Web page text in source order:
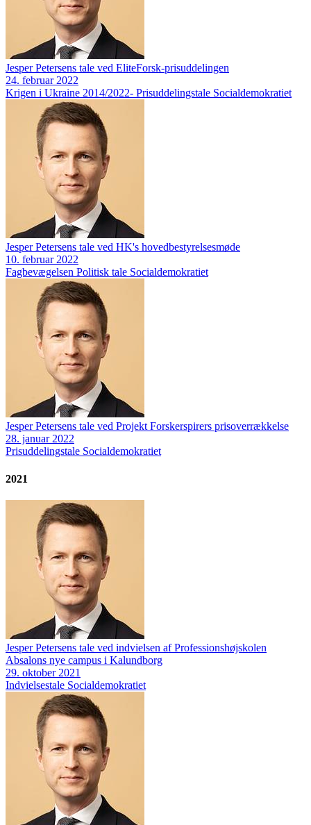
Jesper Petersens tale ved EliteForsk-prisuddelingen
24. februar 2022
Krigen i Ukraine 2014/2022- Prisuddelingstale Socialdemokratiet
Jesper Petersens tale ved HK's hovedbestyrelsesmøde
10. februar 2022
Fagbevægelsen Politisk tale Socialdemokratiet
Jesper Petersens tale ved Projekt Forskerspirers prisoverrækkelse
28. januar 2022
Prisuddelingstale Socialdemokratiet
2021
Jesper Petersens tale ved indvielsen af Professionshøjskolen
Absalons nye campus i Kalundborg
29. oktober 2021
Indvielsestale Socialdemokratiet